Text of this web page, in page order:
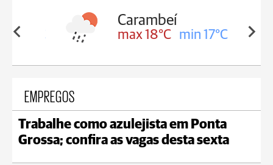
18°C
Carambeí
max 18°C min 17°C
EMPREGOS
Trabalhe como azulejista em Ponta
Grossa; confira as vagas desta sexta